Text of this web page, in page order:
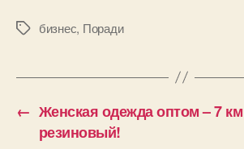
Позначки
бизнес, Поради
← Женская одежда оптом – 7
резиновый!